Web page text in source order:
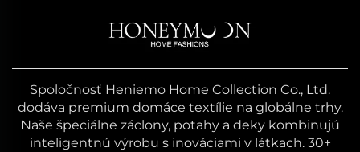
Spoločnosť Heniemo Home Collection Co., Ltd.
dodáva premium domáce textílie na globálne trhy.
Naše špeciálne záclony, potahy a deky kombinujú
inteligentnú výrobu s inováciami v látkach. 30+